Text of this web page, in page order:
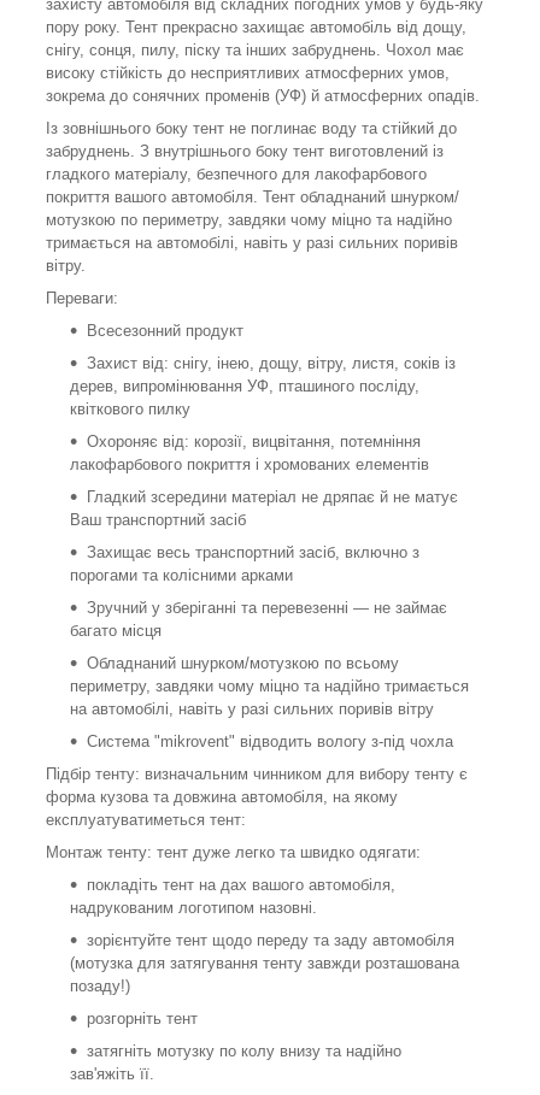
захисту автомобіля від складних погодних умов у будь-яку
пору року. Тент прекрасно захищає автомобіль від дощу,
снігу, сонця, пилу, піску та інших забруднень. Чохол має
високу стійкість до несприятливих атмосферних умов,
зокрема до сонячних променів (УФ) й атмосферних опадів.
Із зовнішнього боку тент не поглинає воду та стійкий до
забруднень. З внутрішнього боку тент виготовлений із
гладкого матеріалу, безпечного для лакофарбового
покриття вашого автомобіля. Тент обладнаний шнурком/
мотузкою по периметру, завдяки чому міцно та надійно
тримається на автомобілі, навіть у разі сильних поривів
вітру.
Переваги:
Всесезонний продукт
Захист від: снігу, інею, дощу, вітру, листя, соків із
дерев, випромінювання УФ, пташиного посліду,
квіткового пилку
Охороняє від: корозії, вицвітання, потемніння
лакофарбового покриття і хромованих елементів
Гладкий зсередини матеріал не дряпає й не матує
Ваш транспортний засіб
Захищає весь транспортний засіб, включно з
порогами та колісними арками
Зручний у зберіганні та перевезенні — не займає
багато місця
Обладнаний шнурком/мотузкою по всьому
периметру, завдяки чому міцно та надійно тримається
на автомобілі, навіть у разі сильних поривів вітру
Система "mikrovent" відводить вологу з-під чохла
Підбір тенту: визначальним чинником для вибору тенту є
форма кузова та довжина автомобіля, на якому
експлуатуватиметься тент:
Монтаж тенту: тент дуже легко та швидко одягати:
покладіть тент на дах вашого автомобіля,
надрукованим логотипом назовні.
зорієнтуйте тент щодо переду та заду автомобіля
(мотузка для затягування тенту завжди розташована
позаду!)
розгорніть тент
затягніть мотузку по колу внизу та надійно
зав'яжіть її.